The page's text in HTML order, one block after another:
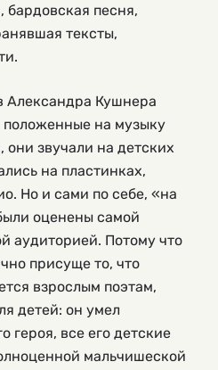
бардовская песня,
тексты,
Александра Кушнера
положенные на музыку
они звучали на детских
на пластинках,
Но и сами по себе, «на
оценены самой
аудиторией. Потому что
присуще то, что
взрослым поэтам,
детей: он умел
героя, все его детские
мальчишеской